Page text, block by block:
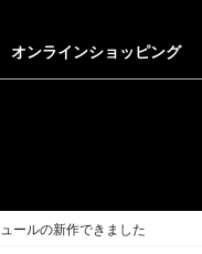
オンラインショッピング
ールの新作できました